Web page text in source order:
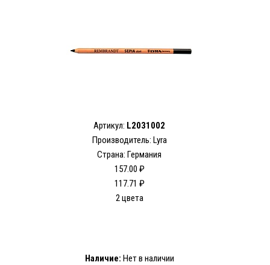
Артикул: L2031002
Производитель: Lyra
Страна: Германия
157.00 ₽
117.71 ₽
2 цвета
Наличие: Нет в наличии